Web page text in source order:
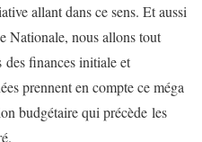
allant dans ce sens. Et aussi
Nationale, nous allons tout
finances initiale et
prennent en compte ce méga
budgétaire qui précède les